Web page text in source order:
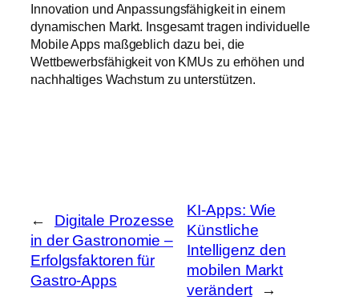
Innovation und Anpassungsfähigkeit in einem
dynamischen Markt. Insgesamt tragen individuelle
Mobile Apps maßgeblich dazu bei, die
Wettbewerbsfähigkeit von KMUs zu erhöhen und
nachhaltiges Wachstum zu unterstützen.
←
Digitale Prozesse
in der Gastronomie –
Erfolgsfaktoren für
Gastro-Apps
KI-Apps: Wie
Künstliche
Intelligenz den
mobilen Markt
verändert
→